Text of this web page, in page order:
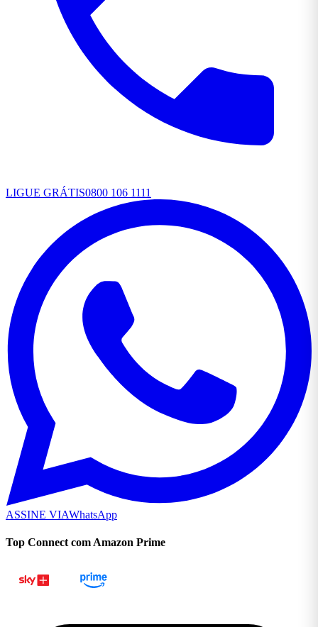
LIGUE GRÁTIS0800 106 1111
ASSINE VIAWhatsApp
Top Connect com Amazon Prime